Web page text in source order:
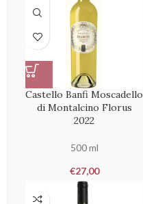
Castello Banfi Moscadello
di Montalcino Florus
2022
500 ml
€27,00